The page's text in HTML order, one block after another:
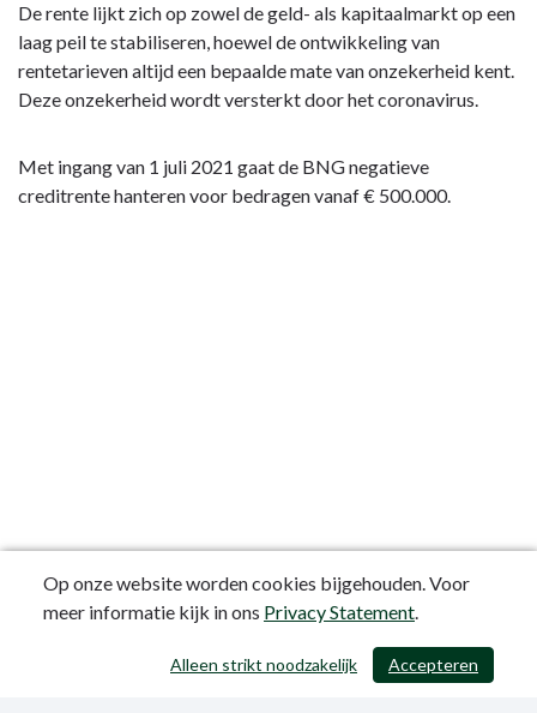
De rente lijkt zich op zowel de geld- als kapitaalmarkt op een
laag peil te stabiliseren, hoewel de ontwikkeling van
rentetarieven altijd een bepaalde mate van onzekerheid kent.
Deze onzekerheid wordt versterkt door het coronavirus.
Met ingang van 1 juli 2021 gaat de BNG negatieve
creditrente hanteren voor bedragen vanaf € 500.000.
/ 411
Op onze website worden cookies bijgehouden. Voor
meer informatie kijk in ons Privacy Statement.
Accepteren
Alleen strikt noodzakelijk